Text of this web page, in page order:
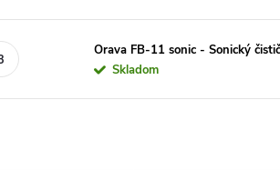
Orava FB-11 sonic - Sonický
Skladom